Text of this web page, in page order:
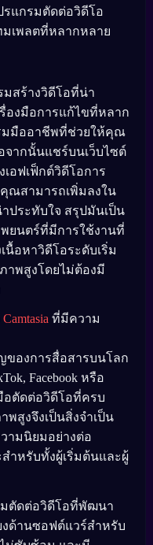
รแกรมตัดต่อวิดีโอ
เพลตที่หลากหลาย
มสร้างวิดีโอที่น่า
องมือการแก้ไขที่หลาก
มมืออาชีพที่ช่วยให้คุณ
จากนั้นแชร์บนเว็บไซต์
อฟเฟ็กต์วิดีโอการ
ณสามารถเพิ่มลงใน
ประทับใจ สรุปมันเป็น
ยนตร์ที่มีการใช้งานที่
นื้อหาวิดีโอระดับเริ่ม
าพสูงโดยไม่ต้องมี
ที่มีความ
ของการสื่อสารบนโลก
Facebook หรือ
อตัดต่อวิดีโอที่ครบ
พสูงจึงเป็นสิ่งจำเป็น
ามนิยมอย่างต่อ
ำหรับทั้งผู้เริ่มต้นและผู้
ตัดต่อวิดีโอที่พัฒนา
งด้านซอฟต์แวร์สำหรับ